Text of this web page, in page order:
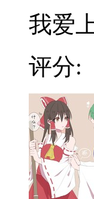
我爱
评分: